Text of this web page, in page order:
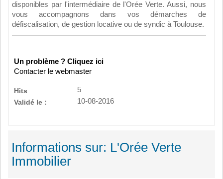
disponibles par l'intermédiaire de l'Orée Verte. Aussi, nous
vous accompagnons dans vos démarches de
défiscalisation, de gestion locative ou de syndic à Toulouse.
Un problème ? Cliquez ici
Contacter le webmaster
Hits
5
Validé le :
10-08-2016
Informations sur: L'Orée Verte
Immobilier